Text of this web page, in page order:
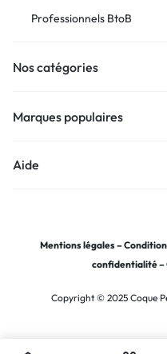
Professionnels BtoB
Nos catégories
Marques populaires
Aide
Mentions légales –
confidentialité–
Copyright © 2025 Coque